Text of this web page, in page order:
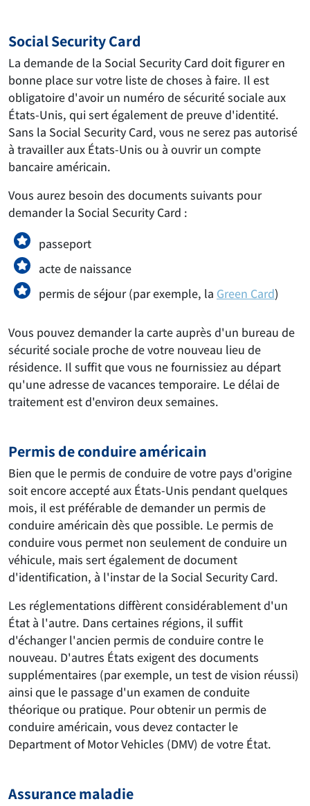
Social Security Card
La demande de la Social Security Card doit figurer en
bonne place sur votre liste de choses à faire. Il est
obligatoire d'avoir un numéro de sécurité sociale aux
États-Unis, qui sert également de preuve d'identité.
Sans la Social Security Card, vous ne serez pas autorisé
à travailler aux États-Unis ou à ouvrir un compte
bancaire américain.
Vous aurez besoin des documents suivants pour
demander la Social Security Card :
passeport
acte de naissance
permis de séjour (par exemple, la Green Card)
Vous pouvez demander la carte auprès d'un bureau de
sécurité sociale proche de votre nouveau lieu de
résidence. Il suffit que vous ne fournissiez au départ
qu'une adresse de vacances temporaire. Le délai de
traitement est d'environ deux semaines.
Permis de conduire américain
Bien que le permis de conduire de votre pays d'origine
soit encore accepté aux États-Unis pendant quelques
mois, il est préférable de demander un permis de
conduire américain dès que possible. Le permis de
conduire vous permet non seulement de conduire un
véhicule, mais sert également de document
d'identification, à l'instar de la Social Security Card.
Les réglementations diffèrent considérablement d'un
État à l'autre. Dans certaines régions, il suffit
d'échanger l'ancien permis de conduire contre le
nouveau. D'autres États exigent des documents
supplémentaires (par exemple, un test de vision réussi)
ainsi que le passage d'un examen de conduite
théorique ou pratique. Pour obtenir un permis de
conduire américain, vous devez contacter le
Department of Motor Vehicles (DMV) de votre État.
Assurance maladie